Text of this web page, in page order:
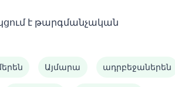
է թարգմանչական
Այմարա ադրբեջաներեն